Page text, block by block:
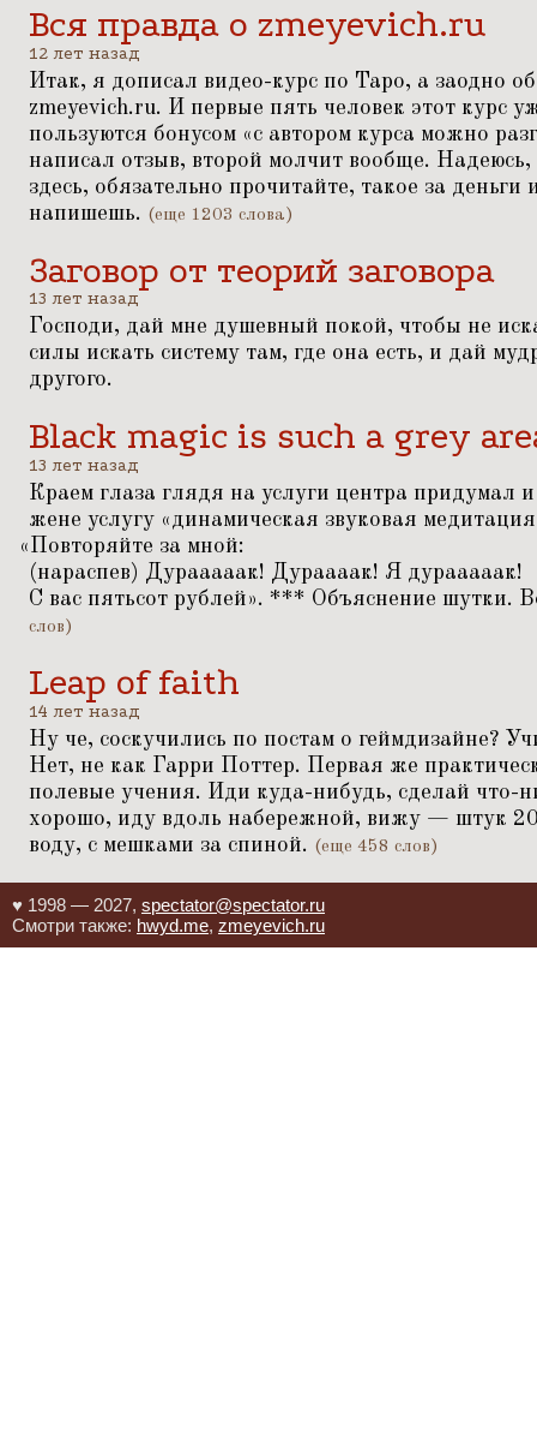
Вся правда о zmeyevich.ru
12 лет назад
Итак, я дописал видео-курс по Таро, а заодно
zmeyevich.ru. И первые пять человек этот курс
пользуются бонусом «с автором курса можно
написал отзыв, второй молчит вообще.
здесь, обязательно прочитайте, такое за
напишешь. (еще 1203 слова)
Заговор от теорий заговора
13 лет назад
Господи, дай мне душевный покой, чтобы не
силы искать систему там, где она есть, и дай
другого.
Black magic is such a grey
13 лет назад
Краем глаза глядя на услуги центра придумал
жене услугу «динамическая звуковая
«Повторяйте за мной:
(нараспев) Дурааааак! Дураааак! Я дурааааак!
С вас пятьсот рублей». *** Объяснение шутки.
слов)
Leap of faith
14 лет назад
Ну че, соскучились по постам о геймдизайне?
Нет, не как Гарри Поттер. Первая же
полевые учения. Иди куда-нибудь, сделай что-
хорошо, иду вдоль набережной, вижу — штук
воду, с мешками за спиной. (еще 458 слов)
♥ 1998 — 2027, spectator@spectator.ru
Смотри также: hwyd.me, zmeyevich.ru